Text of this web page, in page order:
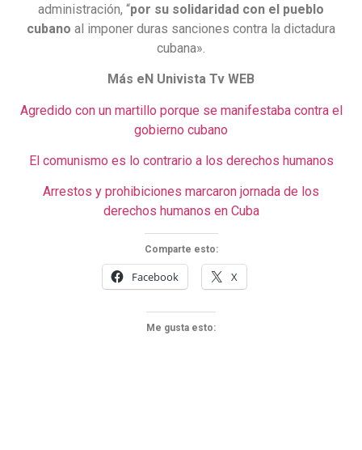
administración, “por su solidaridad con el pueblo
cubano al imponer duras sanciones contra la dictadura
cubana».
Más eN Univista Tv WEB
Agredido con un martillo porque se manifestaba contra el
gobierno cubano
El comunismo es lo contrario a los derechos humanos
Arrestos y prohibiciones marcaron jornada de los
derechos humanos en Cuba
Comparte esto:
Facebook X
Me gusta esto: